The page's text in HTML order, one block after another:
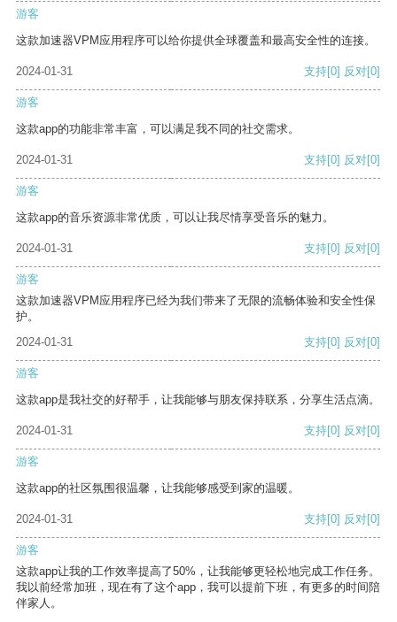
游客
这款加速器VPM应用程序可以给你提供全球覆盖和最高安全性的连接。
2024-01-31 支持[0] 反对[0]
游客
这款app的功能非常丰富，可以满足我不同的社交需求。
2024-01-31 支持[0] 反对[0]
游客
这款app的音乐资源非常优质，可以让我尽情享受音乐的魅力。
2024-01-31 支持[0] 反对[0]
游客
这款加速器VPM应用程序已经为我们带来了无限的流畅体验和安全性保
护。
2024-01-31
支持[0] 反对[0]
游客
这款app是我社交的好帮手，让我能够与朋友保持联系，分享生活点滴。
2024-01-31 支持[0] 反对[0]
游客
这款app的社区氛围很温馨，让我能够感受到家的温暖。
2024-01-31 支持[0] 反对[0]
游客
这款app让我的工作效率提高了50%，让我能够更轻松地完成工作任务。
我以前经常加班，现在有了这个app，我可以提前下班，有更多的时间陪
伴家人。